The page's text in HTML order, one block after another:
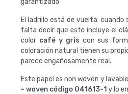
garantizado
El ladrillo está de vuelta:
falta decir que esto incluye el
color café y gris con sus
coloración natural tienen su
parece engañosamente real.
Este papel es non woven y
– woven código 041613-1 y lo